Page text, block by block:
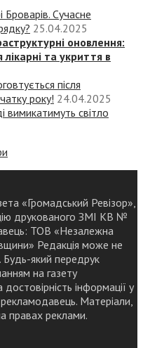
Сучасне
25.04.2025
оновлення:
та укриття в
після
року! 24.04.2025
вимикатимуть світло
«Громадський Ревізор»,
друкованого ЗМІ КВ №
ТОВ «Незалежна
Редакція може не
Будь-який передрук
на газету
інформації у
Матеріали,
правах реклами.